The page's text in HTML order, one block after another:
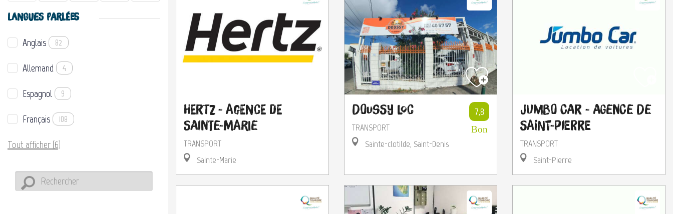
LANGUES PARLÉES
Anglais 82
Allemand 4
Espagnol 9
Français 108
Tout afficher (6)
Hertz - Agence de
Sainte-Marie
TRANSPORT
Sainte-Marie
Doussy Loc
TRANSPORT
Sainte-clotilde, Saint-Denis
7,8
Bon
Jumbo Car - Agence de
Saint-Pierre
TRANSPORT
Saint-Pierre